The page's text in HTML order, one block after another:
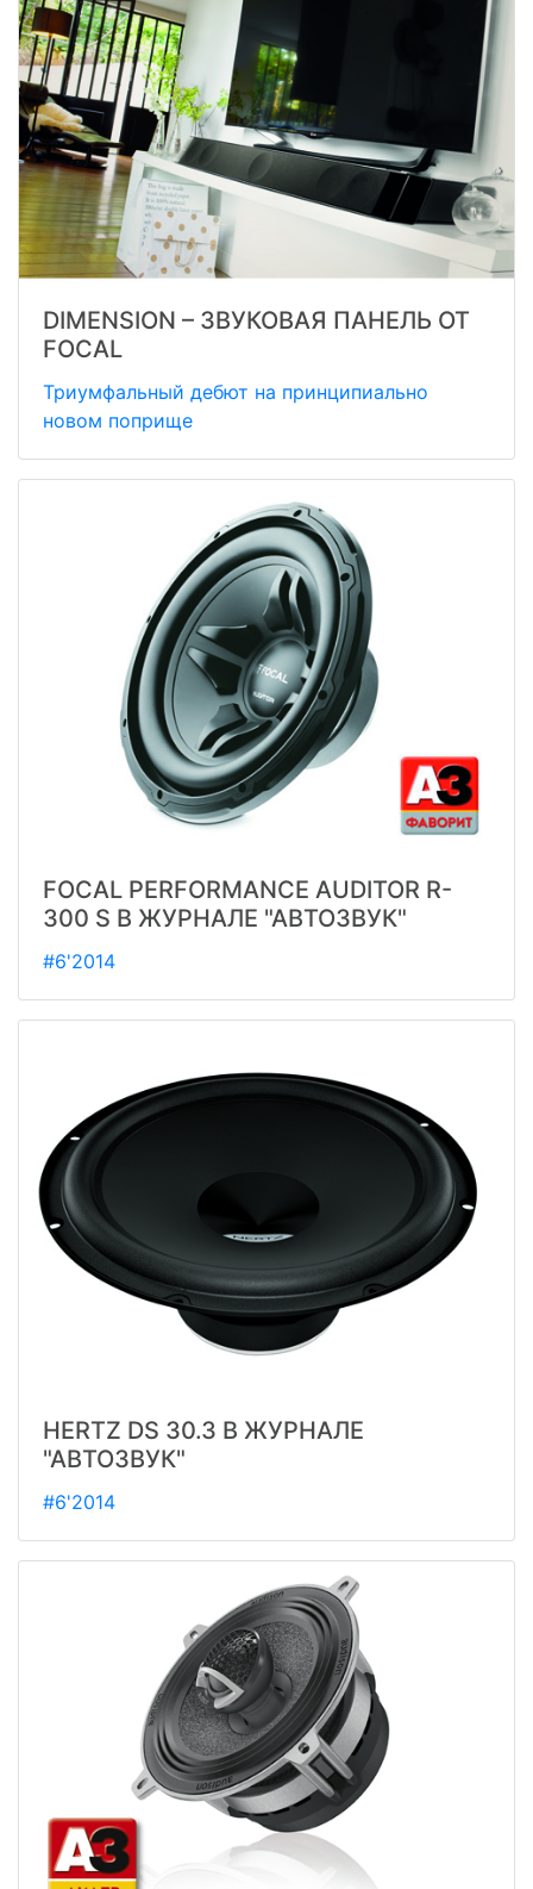
DIMENSION – ЗВУКОВАЯ ПАНЕЛЬ ОТ
FOCAL
Триумфальный дебют на принципиально
новом поприще
FOCAL PERFORMANCE AUDITOR R-
300 S В ЖУРНАЛЕ "АВТОЗВУК"
#6'2014
HERTZ DS 30.3 В ЖУРНАЛЕ
"АВТОЗВУК"
#6'2014